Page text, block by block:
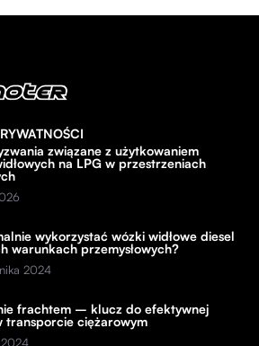
związane z użytkowaniem
na LPG w przestrzeniach
wykorzystać wózki widłowe diesel
warunkach przemysłowych?
2024
frachtem – klucz do efektywnej
transporcie ciężarowym
2024